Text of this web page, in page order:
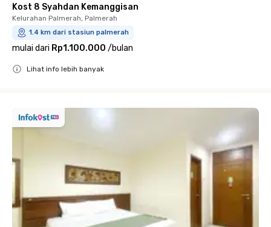
Kost 8 Syahdan Kemanggisan
Kelurahan Palmerah, Palmerah
1.4 km dari stasiun palmerah
mulai dari Rp1.100.000 /bulan
Lihat info lebih banyak